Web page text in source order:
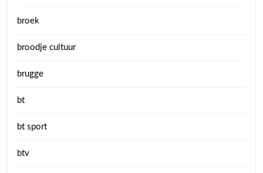
broek
broodje cultuur
brugge
bt
bt sport
btv